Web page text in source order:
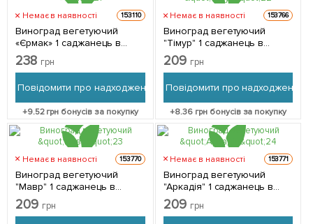
Немає в наявності 153110
Виноград вегетуючий
«Єрмак» 1 саджанець в
упаковці
238 грн
Повідомити про надходження
+9.52грн бонусів за покупку
Немає в наявності 153766
Виноград вегетуючий
"Тімур" 1 саджанець в
упаковці
209 грн
Повідомити про надходження
+8.36грн бонусів за покупку
Немає в наявності 153770
Виноград вегетуючий
"Мавр" 1 саджанець в
упаковці
209 грн
Немає в наявності 153771
Виноград вегетуючий
"Аркадія" 1 саджанець в
упаковці
209 грн